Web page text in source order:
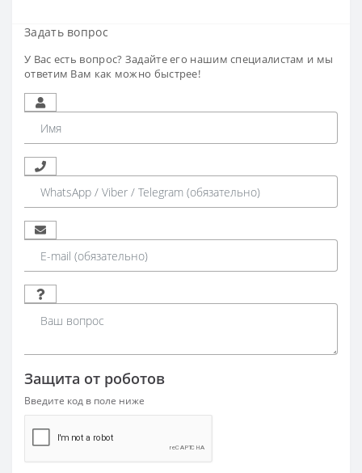
Задать вопрос
У Вас есть вопрос? Задайте его нашим специалистам и мы
ответим Вам как можно быстрее!
Защита от роботов
Введите код в поле ниже